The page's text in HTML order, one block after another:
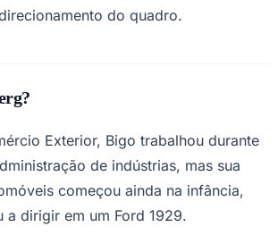
do quadro.
Exterior, Bigo trabalhou durante
de indústrias, mas sua
começou ainda na infância,
a dirigir em um Ford 1929.